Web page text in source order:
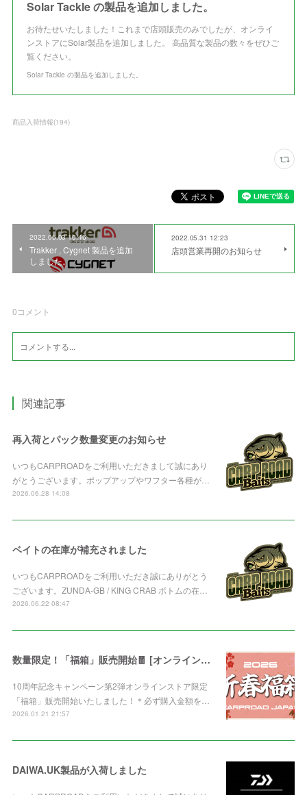
Solar Tackle の製品を追加しました。
お待たせいたしました！これまで店頭販売のみでしたが、オンライ
ンストアにSolar製品を追加しました。 高品質な製品の数々をぜひご
覧ください。
Solar Tackle の製品を追加しました。
商品入荷情報(194)
2022.06.03 10:46
Trakker , Cygnet 製品を追加
しました。
2022.05.31 12:23
店頭営業再開のお知らせ
0コメント
関連記事
再入荷とパック数量変更のお知らせ
いつもCARPROADをご利用いただきまして誠にあり
がとうございます。ポップアップやワフター各種が…
2026.06.28 14:08
ベイトの在庫が補充されました
いつもCARPROADをご利用いただき誠にありがとう
ございます。ZUNDA-GB / KING CRAB ボトムの在…
2026.06.22 08:47
数量限定！「福箱」販売開始🧧 [オンライン限定]
10周年記念キャンペーン第2弾オンラインストア限定
「福箱」販売開始いたしました！＊必ず購入金額を…
2026.01.21 21:57
DAIWA.UK製品が入荷しました